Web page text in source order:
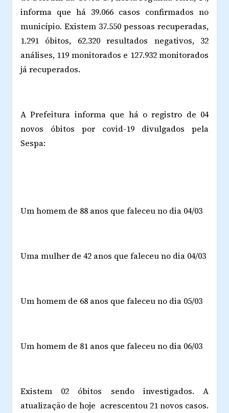
informa que há 39.066 casos confirmados no
município. Existem 37.550 pessoas recuperadas,
1.291 óbitos, 62.320 resultados negativos, 32
análises, 119 monitorados e 127.932 monitorados
já recuperados.
A Prefeitura informa que há o registro de 04
novos óbitos por covid-19 divulgados pela
Sespa:
Um homem de 88 anos que faleceu no dia 04/03
Uma mulher de 42 anos que faleceu no dia 04/03
Um homem de 68 anos que faleceu no dia 05/03
Um homem de 81 anos que faleceu no dia 06/03
Existem 02 óbitos sendo investigados. A
atualização de hoje acrescentou 21 novos casos.